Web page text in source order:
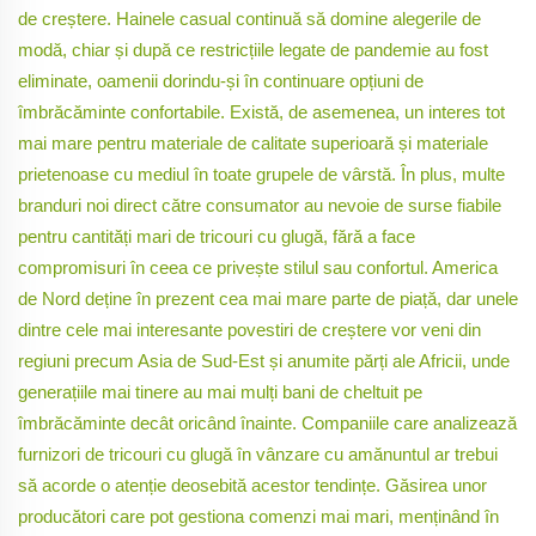
de creștere. Hainele casual continuă să domine alegerile de
modă, chiar și după ce restricțiile legate de pandemie au fost
eliminate, oamenii dorindu-și în continuare opțiuni de
îmbrăcăminte confortabile. Există, de asemenea, un interes tot
mai mare pentru materiale de calitate superioară și materiale
prietenoase cu mediul în toate grupele de vârstă. În plus, multe
branduri noi direct către consumator au nevoie de surse fiabile
pentru cantități mari de tricouri cu glugă, fără a face
compromisuri în ceea ce privește stilul sau confortul. America
de Nord deține în prezent cea mai mare parte de piață, dar unele
dintre cele mai interesante povestiri de creștere vor veni din
regiuni precum Asia de Sud-Est și anumite părți ale Africii, unde
generațiile mai tinere au mai mulți bani de cheltuit pe
îmbrăcăminte decât oricând înainte. Companiile care analizează
furnizori de tricouri cu glugă în vânzare cu amănuntul ar trebui
să acorde o atenție deosebită acestor tendințe. Găsirea unor
producători care pot gestiona comenzi mai mari, menținând în